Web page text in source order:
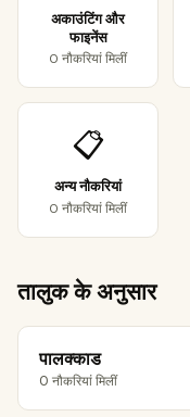
अकाउंटिंग और
फाइनेंस
0 नौकरियां मिलीं
📋
अन्य नौकरियां
0 नौकरियां मिलीं
तालुक के अनुसार
पालक्काड
0 नौकरियां मिलीं